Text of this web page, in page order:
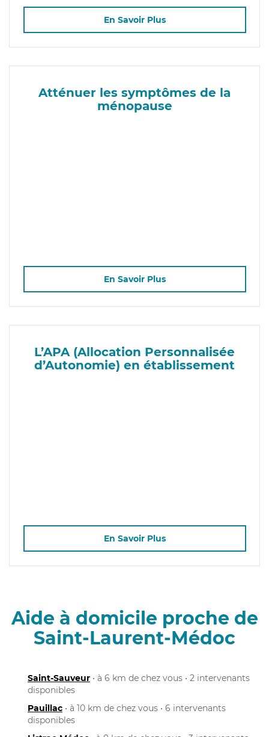
En Savoir Plus
Atténuer les symptômes de la
ménopause
En Savoir Plus
L’APA (Allocation Personnalisée
d’Autonomie) en établissement
En Savoir Plus
Aide à domicile proche de
Saint-Laurent-Médoc
Saint-Sauveur • à 6 km de chez vous • 2 intervenants
disponibles
Pauillac • à 10 km de chez vous • 6 intervenants
disponibles